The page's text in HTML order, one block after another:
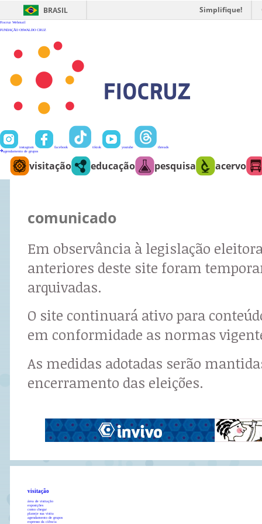
BRASIL Simplifique!
Fiocruz Webmail
FUNDAÇÃO OSWALDO CRUZ
instagram facebook tiktok youtube
threads
agendamento de grupos
visitação educação pesquisa acervo
comunicado
Em observância à legislação
anteriores deste site foram
arquivadas.
O site continuará ativo para
em conformidade as normas
As medidas adotadas serão
encerramento das eleições.
visitação
área de visitação
exposições
como chegar
planeje sua visita
agendamento de grupos
expresso da ciência